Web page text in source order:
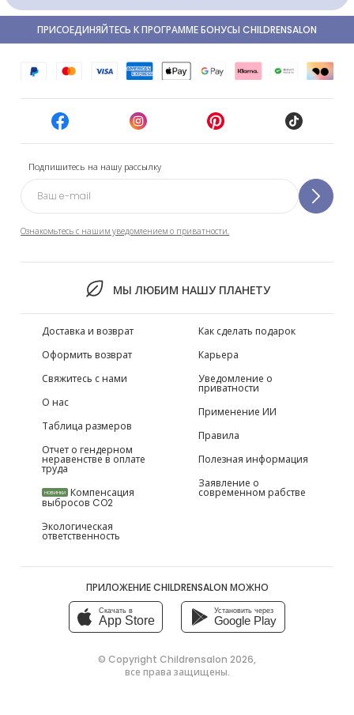
Подпишитесь на нашу рассылку
Ознакомьтесь с нашим уведомлением о приватности.
МЫ ЛЮБИМ НАШУ ПЛАНЕТУ
ПРИСОЕДИНЯЙТЕСЬ К ПРОГРАММЕ БОНУСЫ CHILDRENSALON
Доставка и возврат
Оформить возврат
Свяжитесь с нами
О нас
Таблица размеров
Отчет о гендерном
неравенстве в оплате
труда
НОВИНКИ Компенсация
выбросов CO2
Экологическая
ответственность
Как сделать подарок
Карьера
Уведомление о
приватности
Применение ИИ
Правила
Полезная информация
Заявление о
современном рабстве
ПРИЛОЖЕНИЕ CHILDRENSALON МОЖНО
Скачать в
App Store
Установить через
Google Play
© Copyright Childrensalon 2026,
все права защищены.